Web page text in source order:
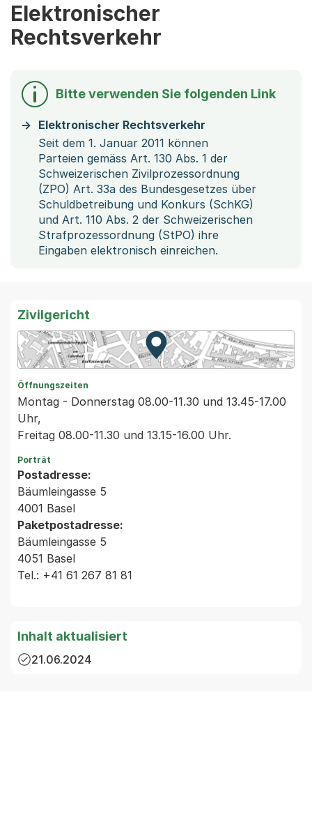
Elektronischer
Rechtsverkehr
Bitte verwenden Sie folgenden Link
Elektronischer Rechtsverkehr
Seit dem 1. Januar 2011 können
Parteien gemäss Art. 130 Abs. 1 der
Schweizerischen Zivilprozessordnung
(ZPO) Art. 33a des Bundesgesetzes über
Schuldbetreibung und Konkurs (SchKG)
und Art. 110 Abs. 2 der Schweizerischen
Strafprozessordnung (StPO) ihre
Eingaben elektronisch einreichen.
Zivilgericht
Zur Karte von MapBS.
Externer Link, wird in einem
Öffnungszeiten
Montag - Donnerstag 08.00-11.30 und 13.45-17.00
Uhr,
Freitag 08.00-11.30 und 13.15-16.00 Uhr.
Porträt
Postadresse:
Bäumleingasse 5
4001 Basel
Paketpostadresse:
Bäumleingasse 5
4051 Basel
Tel.: +41 61 267 81 81
Inhalt aktualisiert
21.06.2024